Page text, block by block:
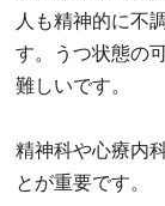
人も精神的に不
す。うつ状態の
難しいです。
精神科や心療内
とが重要です。